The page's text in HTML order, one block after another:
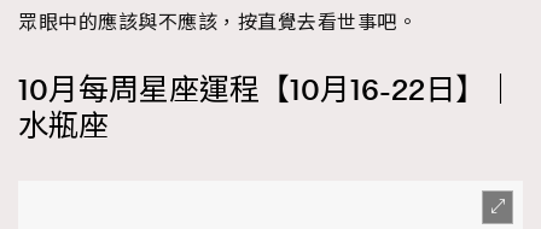
眾眼中的應該與不應該，按直覺去看世事吧。
10月每周星座運程【10月16-22日】｜
水瓶座